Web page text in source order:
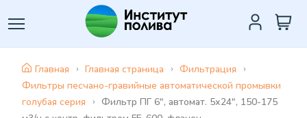
Главная Главная страница
Фильтрация
Фильтры песчано-гравийные автоматической промывки
голубая серия
Фильтр ПГ 6", автомат. 5х24", 150-175